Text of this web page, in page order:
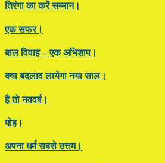
तिरंगा का करें सम्मान।
एक सफर।
बाल विवाह – एक अभिशाप।
क्या बदलाव लायेगा नया साल।
है तो नववर्ष।
मोह।
अपना धर्म सबसे उत्तम।